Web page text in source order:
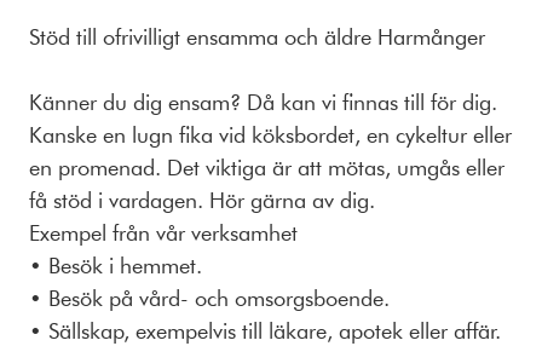
Stöd till ofrivilligt ensamma och äldre Harmånger
Känner du dig ensam? Då kan vi finnas till för dig.
Kanske en lugn fika vid köksbordet, en cykeltur eller
en promenad. Det viktiga är att mötas, umgås eller
få stöd i vardagen. Hör gärna av dig.
Exempel från vår verksamhet
• Besök i hemmet.
• Besök på vård- och omsorgsboende.
• Sällskap, exempelvis till läkare, apotek eller affär.